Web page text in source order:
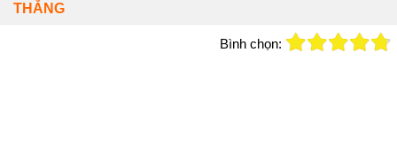
THẲNG
Bình chọn: